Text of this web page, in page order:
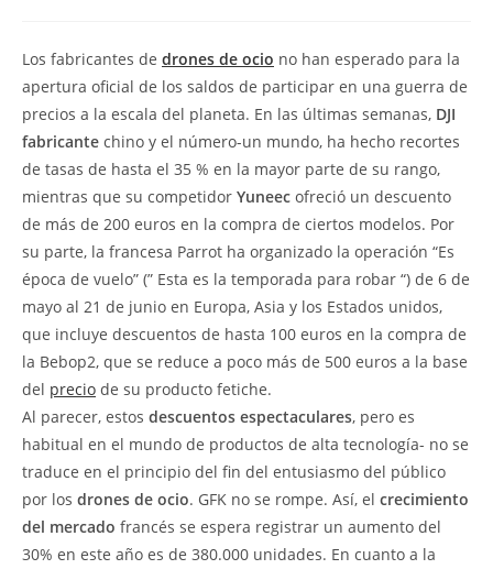
Los fabricantes de drones de ocio no han esperado para la
apertura oficial de los saldos de participar en una guerra de
precios a la escala del planeta. En las últimas semanas, DJI
fabricante chino y el número-un mundo, ha hecho recortes
de tasas de hasta el 35 % en la mayor parte de su rango,
mientras que su competidor Yuneec ofreció un descuento
de más de 200 euros en la compra de ciertos modelos. Por
su parte, la francesa Parrot ha organizado la operación “Es
época de vuelo” (” Esta es la temporada para robar “) de 6 de
mayo al 21 de junio en Europa, Asia y los Estados unidos,
que incluye descuentos de hasta 100 euros en la compra de
la Bebop2, que se reduce a poco más de 500 euros a la base
del precio de su producto fetiche.
Al parecer, estos descuentos espectaculares, pero es
habitual en el mundo de productos de alta tecnología- no se
traduce en el principio del fin del entusiasmo del público
por los drones de ocio. GFK no se rompe. Así, el crecimiento
del mercado francés se espera registrar un aumento del
30% en este año es de 380.000 unidades. En cuanto a la